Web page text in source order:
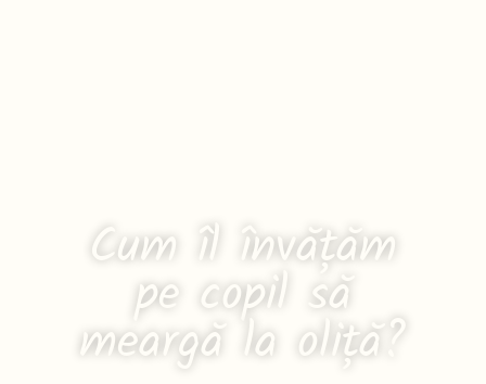
Cum îl învățăm
pe copil să
meargă la oliță?